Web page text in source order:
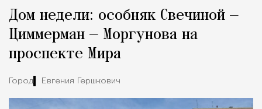
Город
Дом недели: особняк Свечиной —
Циммерман — Моргунова на
проспекте Мира
Город Евгения Гершкович